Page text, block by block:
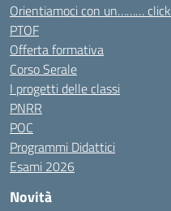
Orientiamoci con un……… click
PTOF
Offerta formativa
Corso Serale
I progetti delle classi
PNRR
POC
Programmi Didattici
Esami 2026
Novità